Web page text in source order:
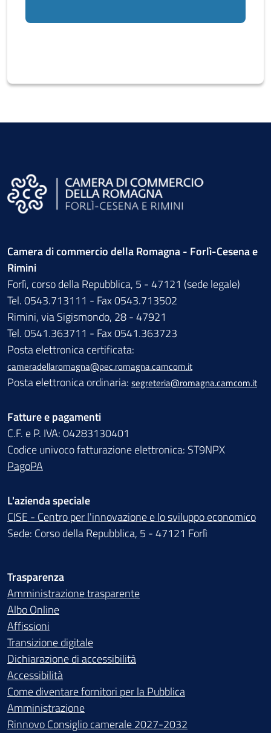
Camera di commercio della Romagna - Forlì-Cesena e
Rimini
Forlì, corso della Repubblica, 5 - 47121 (sede legale)
Tel. 0543.713111 - Fax 0543.713502
Rimini, via Sigismondo, 28 - 47921
Tel. 0541.363711 - Fax 0541.363723
Posta elettronica certificata:
cameradellaromagna@pec.romagna.camcom.it
Posta elettronica ordinaria: segreteria@romagna.camcom.it
Fatture e pagamenti
C.F. e P. IVA: 04283130401
Codice univoco fatturazione elettronica: ST9NPX
PagoPA
L'azienda speciale
CISE - Centro per l'innovazione e lo sviluppo economico
Sede: Corso della Repubblica, 5 - 47121 Forlì
Trasparenza
Amministrazione trasparente
Albo Online
Affissioni
Transizione digitale
Dichiarazione di accessibilità
Accessibilità
Come diventare fornitori per la Pubblica
Amministrazione
Rinnovo Consiglio camerale 2027-2032